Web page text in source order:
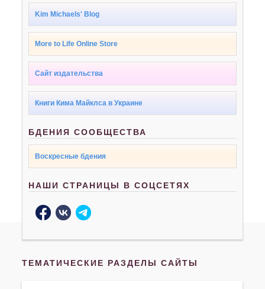
Kim Michaels' Blog
More to Life Online Store
Сайт издательства
Книги Кима Майклса в Украине
БДЕНИЯ СООБЩЕСТВА
Воскресные бдения
НАШИ СТРАНИЦЫ В СОЦСЕТЯХ
ТЕМАТИЧЕСКИЕ РАЗДЕЛЫ САЙТЫ